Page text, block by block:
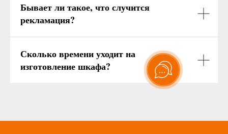
Бывает ли такое, что случится
рекламация?
Сколько времени уходит на
изготовление шкафа?